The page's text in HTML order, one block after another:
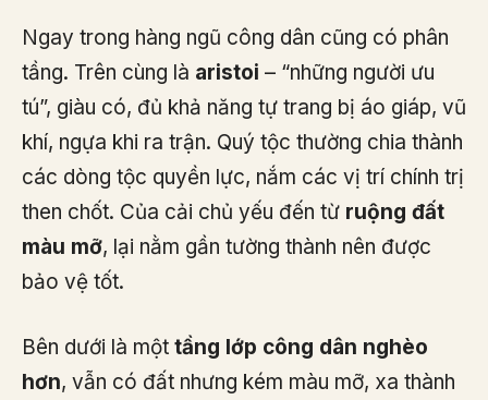
Ngay trong hàng ngũ công dân cũng có phân
tầng. Trên cùng là aristoi – “những người ưu
tú”, giàu có, đủ khả năng tự trang bị áo giáp, vũ
khí, ngựa khi ra trận. Quý tộc thường chia thành
các dòng tộc quyền lực, nắm các vị trí chính trị
then chốt. Của cải chủ yếu đến từ ruộng đất
màu mỡ, lại nằm gần tường thành nên được
bảo vệ tốt.
Bên dưới là một tầng lớp công dân nghèo
hơn, vẫn có đất nhưng kém màu mỡ, xa thành